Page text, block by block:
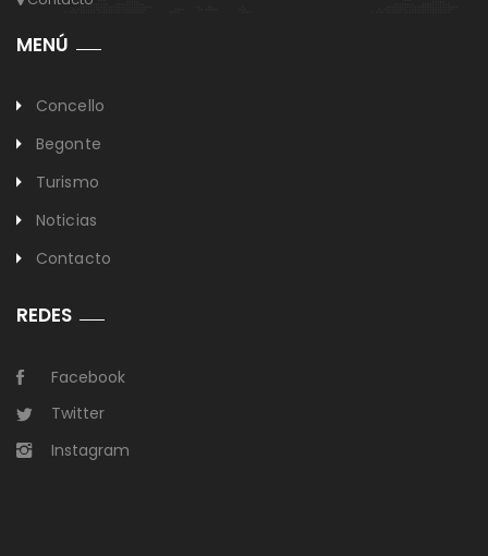
MENÚ
Concello
Begonte
Turismo
Noticias
Contacto
REDES
Facebook
Twitter
Instagram